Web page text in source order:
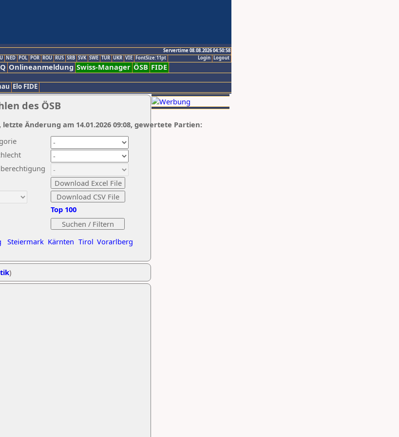
Servertime 08.08.2026 04:50:58
Logout
Login
NED POL POR ROU RUS SRB SVK SWE TUR UKR VIE FontSize:11pt
Onlineanmeldung Swiss-Manager ÖSB FIDE
Elo FIDE
des ÖSB
Steiermark Kärnten Tirol Vorarlberg
Top 100
letzte Änderung am 14.01.2026 09:08, gewertete Partien:
)